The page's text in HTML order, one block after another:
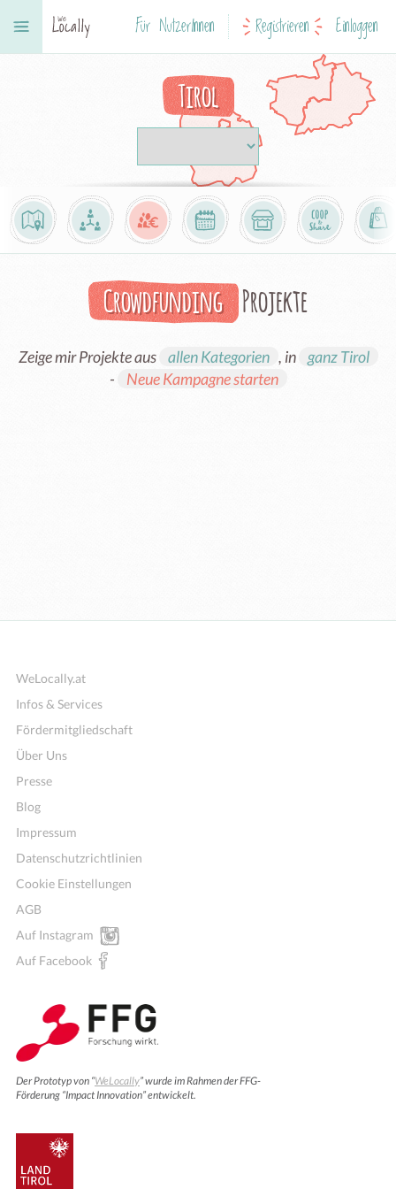
Für NutzerInnen Registrieren Einloggen
Tirol
Crowdfunding Projekte
Zeige mir Projekte aus allen Kategorien , in
ganz Tirol
-
Neue Kampagne starten
WeLocally.at
Infos & Services
Fördermitgliedschaft
Über Uns
Presse
Blog
Impressum
Datenschutzrichtlinien
Cookie Einstellungen
AGB
Auf Instagram
Auf Facebook
Der Prototyp von “WeLocally” wurde im Rahmen der FFG-
Förderung “Impact Innovation” entwickelt.